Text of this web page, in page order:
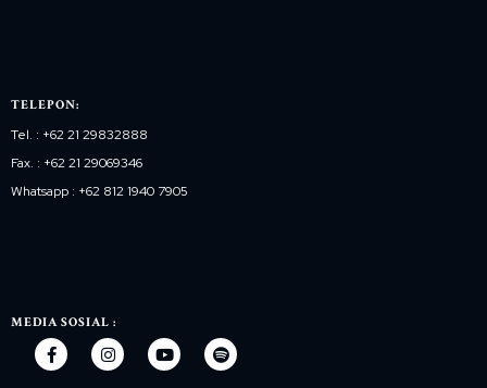
TELEPON:
Tel. : +62 21 29832888
Fax. : +62 21 29069346
Whatsapp : +62 812 1940 7905
MEDIA SOSIAL :